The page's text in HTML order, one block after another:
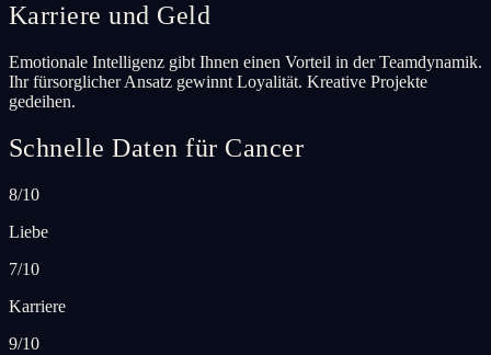
Karriere und Geld
Emotionale Intelligenz gibt Ihnen einen Vorteil in der Teamdynamik.
Ihr fürsorglicher Ansatz gewinnt Loyalität. Kreative Projekte
gedeihen.
Schnelle Daten für Cancer
8/10
Liebe
7/10
Karriere
9/10